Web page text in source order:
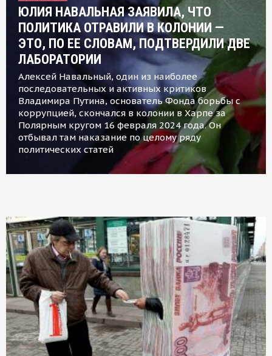
ЮЛИЯ НАВАЛЬНАЯ ЗАЯВИЛА, ЧТО
ПОЛИТИКА ОТРАВИЛИ В КОЛОНИИ —
ЭТО, ПО ЕЕ СЛОВАМ, ПОДТВЕРДИЛИ ДВЕ
ЛАБОРАТОРИИ
Алексей Навальный, один из наиболее
последовательных и активных критиков
Владимира Путина, основатель Фонда борьбы с
коррупцией, скончался в колонии в Харпе за
Полярным кругом 16 февраля 2024 года. Он
отбывал там наказание по целому ряду
политических статей